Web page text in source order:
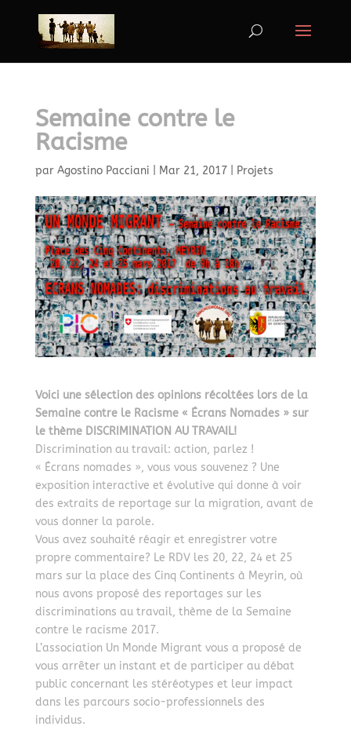
Semaine contre le
Racisme
par Agostino Pacciani Mar 21, 2017| Projets
Voici une sélection des opinions récoltées lors de la
Semaine contre le Racisme « Écrans Nomades » sur
le thème DISCRIMINATION AU TRAVAIL!
Discrimination au travail: action, parlez !
« Écrans nomades », vous vous souvenez ? Une
exposition interactive et évolutive qui donne à voir
des extraits de reportage sur la migration, avant de
vous donner la parole.
Vous avez souhaité réagir et enregistrer votre
propre commentaire? Le RDV les 20, 22, 24 et 25
mars sur la place des Cinq Continents à Meyrin, où
nous avons proposé des reportages sur les
discriminations au travail, thème de la Semaine
contre le racisme 2017.
L’association Un Monde Migrant vous a proposé de
vous arrêter un instant et de participer au débat
public concernant les stéréotypes et leur impact
dans les parcours socio-professionnels des
individus.